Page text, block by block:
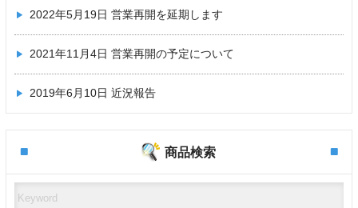
2022年5月19日 営業再開を延期します
2021年11月4日 営業再開の予定について
2019年6月10日 近況報告
商品検索